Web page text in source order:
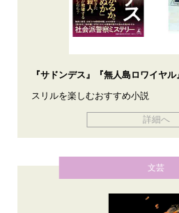
『サドンデス』『無人島ロワイヤル
スリルを楽しむおすすめ小説
詳細へ
文芸